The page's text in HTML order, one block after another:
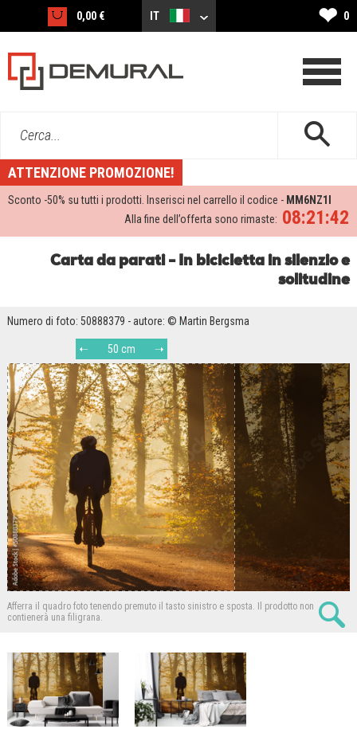
0,00 € IT ❤ 0
Cerca...
ATTENZIONE PROMOZIONE!
Sconto -50% su tutti i prodotti. Inserisci nel carrello il codice - MM6NZ1I
08:21:42
Alla fine dell’offerta sono rimaste:
Carta da parati - In bicicletta in silenzio e
solitudine
Numero di foto: 50888379 - autore: © Martin Bergsma
50 cm
Afferra il quadro foto tenendo premuto il tasto sinistro e sposta.
Il prodotto non
contienerà una filigrana.